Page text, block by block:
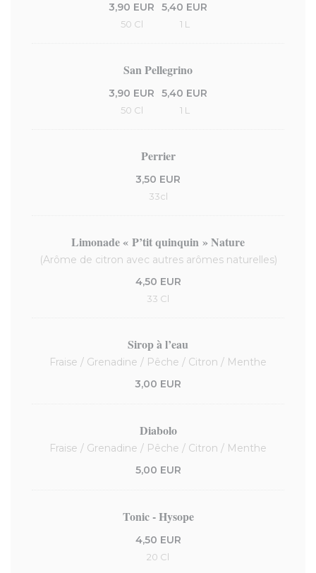
3,90 EUR
50 Cl
5,40 EUR
1 L
San Pellegrino
3,90 EUR
50 Cl
5,40 EUR
1 L
Perrier
3,50 EUR
33cl
Limonade « P’tit quinquin » Nature
(Arôme de citron avec autres arômes naturelles)
4,50 EUR
33 Cl
Sirop à l’eau
Fraise / Grenadine / Pêche / Citron / Menthe
3,00 EUR
Diabolo
Fraise / Grenadine / Pêche / Citron / Menthe
5,00 EUR
Tonic - Hysope
4,50 EUR
20 Cl